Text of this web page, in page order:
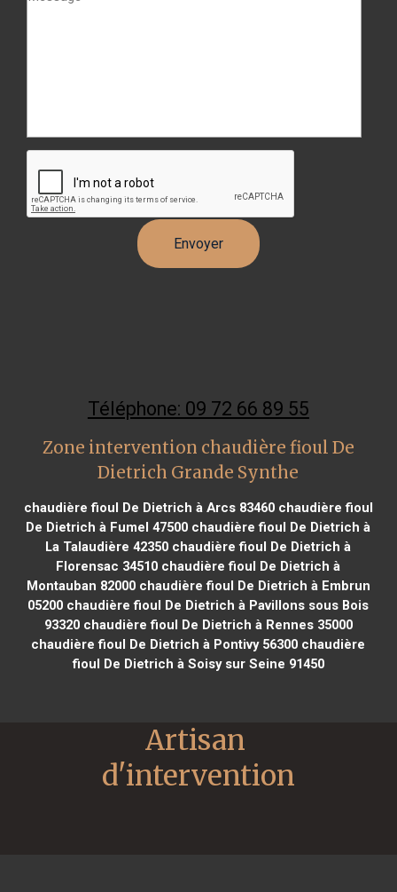
Téléphone: 09 72 66 89 55
Zone intervention chaudière fioul De
Dietrich Grande Synthe
chaudière fioul De Dietrich à Arcs 83460chaudière fioul
De Dietrich à Fumel 47500 chaudière fioul De Dietrich à
La Talaudière 42350 chaudière fioul De Dietrich à
Florensac 34510 chaudière fioul De Dietrich à
Montauban 82000chaudière fioul De Dietrich à Embrun
05200 chaudière fioul De Dietrich à Pavillons sous Bois
93320chaudière fioul De Dietrich à Rennes 35000
chaudière fioul De Dietrich à Pontivy 56300 chaudière
fioul De Dietrich à Soisy sur Seine 91450
Artisan
d'intervention